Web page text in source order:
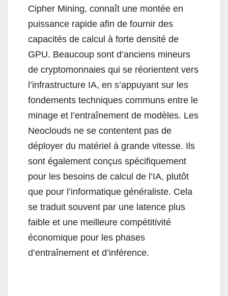
Cipher Mining, connaît une montée en
puissance rapide afin de fournir des
capacités de calcul à forte densité de
GPU. Beaucoup sont d’anciens mineurs
de cryptomonnaies qui se réorientent vers
l’infrastructure IA, en s’appuyant sur les
fondements techniques communs entre le
minage et l’entraînement de modèles. Les
Neoclouds ne se contentent pas de
déployer du matériel à grande vitesse. Ils
sont également conçus spécifiquement
pour les besoins de calcul de l’IA, plutôt
que pour l’informatique généraliste. Cela
se traduit souvent par une latence plus
faible et une meilleure compétitivité
économique pour les phases
d’entraînement et d’inférence.